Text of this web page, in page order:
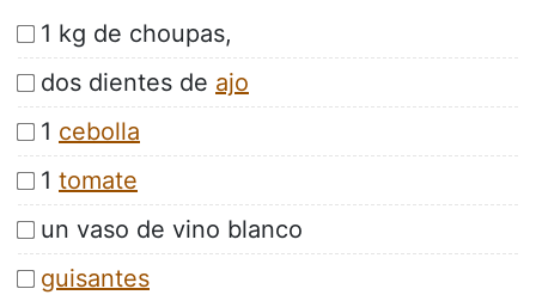
1 kg de choupas,
dos dientes de ajo
1 cebolla
1 tomate
un vaso de vino blanco
guisantes